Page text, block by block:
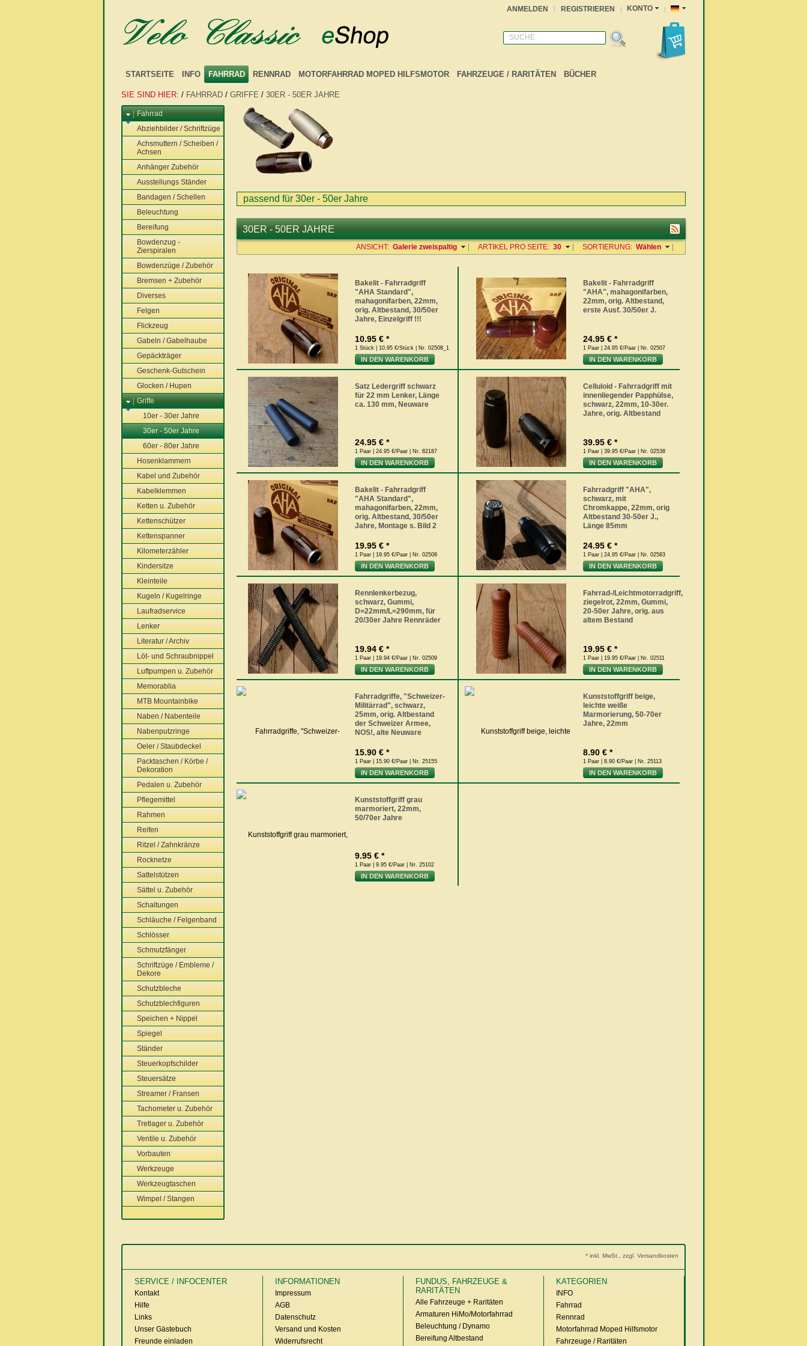
KONTO
ANMELDEN REGISTRIEREN
STARTSEITE INFO FAHRRAD RENNRAD MOTORFAHRRAD MOPED HILFSMOTOR FAHRZEUGE / RARITÄTEN BÜCHER
SUCHE
SIE SIND HIER: / FAHRRAD / GRIFFE / 30ER - 50ER JAHRE
Fahrrad
Abziehbilder / Schriftzüge
Achsmuttern / Scheiben /
Achsen
Anhänger Zubehör
Ausstellungs Ständer
Bandagen / Schellen
Beleuchtung
Bereifung
Bowdenzug -
Zierspiralen
Bowdenzüge / Zubehör
Bremsen + Zubehör
Diverses
Felgen
Flickzeug
Gabeln / Gabelhaube
Gepäckträger
Geschenk-Gutschein
Glocken / Hupen
Griffe
10er - 30er Jahre
30er - 50er Jahre
60er - 80er Jahre
Hosenklammern
Kabel und Zubehör
Kabelklemmen
Ketten u. Zubehör
Kettenschützer
Kettenspanner
Kilometerzähler
Kindersitze
Kleinteile
Kugeln / Kugelringe
Laufradservice
Lenker
Literatur / Archiv
Löt- und Schraubnippel
Luftpumpen u. Zubehör
Memorablia
MTB Mountainbike
Naben / Nabenteile
Nabenputzringe
Oeler / Staubdeckel
Packtaschen / Körbe /
Dekoration
Pedalen u. Zubehör
Pflegemittel
Rahmen
Reifen
Ritzel / Zahnkränze
Rocknetze
Sattelstützen
Sättel u. Zubehör
Schaltungen
Schläuche / Felgenband
Schlösser
Schmutzfänger
Schriftzüge / Embleme /
Dekore
Schutzbleche
Schutzblechfiguren
Speichen + Nippel
Spiegel
Ständer
Steuerkopfschilder
Steuersätze
Streamer / Fransen
Tachometer u. Zubehör
Tretlager u. Zubehör
Ventile u. Zubehör
Vorbauten
Werkzeuge
Werkzeugtaschen
Wimpel / Stangen
passend für 30er - 50er Jahre
30ER - 50ER JAHRE
SORTIERUNG: Wählen
ARTIKEL PRO SEITE: 30
ANSICHT: Galerie zweispaltig
Bakelit - Fahrradgriff
"AHA Standard",
mahagonifarben, 22mm,
orig. Altbestand, 30/50er
Jahre, Einzelgriff !!!
10.95 € *
1 Stück | 10.95 €/Stück | Nr. 02508_1
IN DEN WARENKORB
Bakelit - Fahrradgriff
"AHA", mahagonifarben,
22mm, orig. Altbestand,
erste Ausf. 30/50er J.
24.95 € *
1 Paar | 24.95 €/Paar | Nr. 02507
IN DEN WARENKORB
Satz Ledergriff schwarz
für 22 mm Lenker, Länge
ca. 130 mm, Neuware
24.95 € *
1 Paar | 24.95 €/Paar | Nr. 82187
IN DEN WARENKORB
Celluloid - Fahrradgriff mit
innenliegender Papphülse,
schwarz, 22mm, 10-30er.
Jahre, orig. Altbestand
39.95 € *
1 Paar | 39.95 €/Paar | Nr. 02538
IN DEN WARENKORB
Bakelit - Fahrradgriff
"AHA Standard",
mahagonifarben, 22mm,
orig. Altbestand, 30/50er
Jahre, Montage s. Bild 2
19.95 € *
1 Paar | 19.95 €/Paar | Nr. 02508
IN DEN WARENKORB
Fahrradgriff "AHA",
schwarz, mit
Chromkappe, 22mm, orig
Altbestand 30-50er J.,
Länge 85mm
24.95 € *
1 Paar | 24.95 €/Paar | Nr. 02583
IN DEN WARENKORB
Rennlenkerbezug,
schwarz, Gummi,
D=22mm/L=290mm, für
20/30er Jahre Rennräder
19.94 € *
1 Paar | 19.94 €/Paar | Nr. 02509
IN DEN WARENKORB
Fahrrad-/Leichtmotorradgriff,
ziegelrot, 22mm, Gummi,
20-50er Jahre, orig. aus
altem Bestand
19.95 € *
1 Paar | 19.95 €/Paar | Nr. 02511
IN DEN WARENKORB
Fahrradgriffe, "Schweizer-
Militärrad", schwarz,
25mm, orig. Altbestand
der Schweizer Armee,
NOS!, alte Neuware
15.90 € *
1 Paar | 15.90 €/Paar | Nr. 25155
IN DEN WARENKORB
Kunststoffgriff beige,
leichte weiße
Marmorierung, 50-70er
Jahre, 22mm
8.90 € *
1 Paar | 8.90 €/Paar | Nr. 25113
IN DEN WARENKORB
Kunststoffgriff grau
marmoriert, 22mm,
50/70er Jahre
9.95 € *
1 Paar | 9.95 €/Paar | Nr. 25102
IN DEN WARENKORB
* inkl. MwSt., zzgl. Versandkosten
SERVICE / INFOCENTER
Kontakt
Hilfe
Links
Unser Gästebuch
Freunde einladen
INFORMATIONEN
Impressum
AGB
Datenschutz
Versand und Kosten
Widerrufsrecht
FUNDUS, FAHRZEUGE &
RARITÄTEN
Alle Fahrzeuge + Raritäten
Armaturen HiMo/Motorfahrrad
Beleuchtung / Dynamo
Bereifung Altbestand
KATEGORIEN
INFO
Fahrrad
Rennrad
Motorfahrrad Moped Hilfsmotor
Fahrzeuge / Raritäten